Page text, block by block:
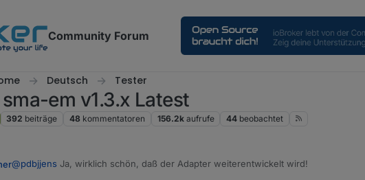
Community Forum
Deutsch Tester
em v1.3.x Latest
392 beiträge 48 kommentatoren 156.2k aufrufe 44 beobachtet
@pdbjjens Ja, wirklich schön, daß der Adapter weiterentwickelt wird!